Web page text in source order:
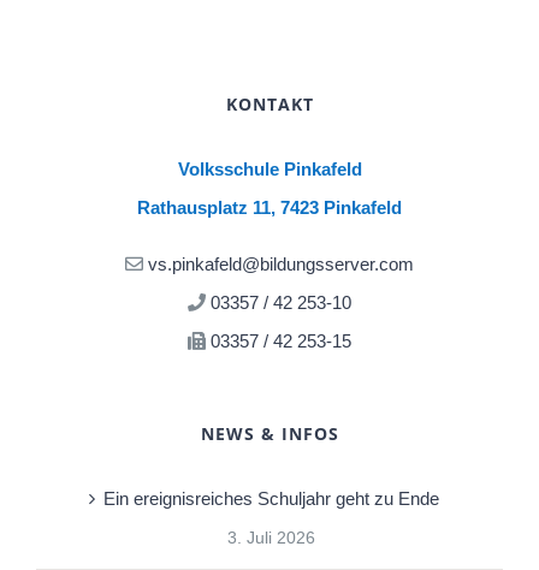
KONTAKT
Volksschule Pinkafeld
Rathausplatz 11, 7423 Pinkafeld
vs.pinkafeld@bildungsserver.com
03357 / 42 253-10
03357 / 42 253-15
NEWS & INFOS
Ein ereignisreiches Schuljahr geht zu Ende
3. Juli 2026